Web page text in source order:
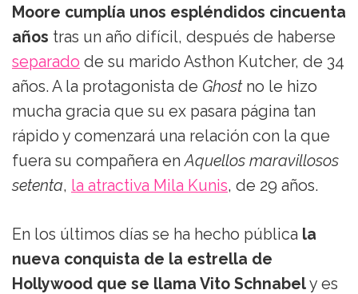
Moore cumplía unos espléndidos cincuenta
años tras un año difícil, después de haberse
separado de su marido Asthon Kutcher, de 34
años. A la protagonista de Ghostno le hizo
mucha gracia que su ex pasara página tan
rápido y comenzará una relación con la que
fuera su compañera enAquellos maravillosos
setenta, la atractiva Mila Kunis, de 29 años.
En los últimos días se ha hecho pública la
nueva conquista de la estrella de
Hollywood que se llama Vito Schnabely es